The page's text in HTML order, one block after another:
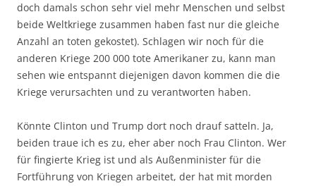
doch damals schon sehr viel mehr Menschen und selbst
beide Weltkriege zusammen haben fast nur die gleiche
Anzahl an toten gekostet). Schlagen wir noch für die
anderen Kriege 200 000 tote Amerikaner zu, kann man
sehen wie entspannt diejenigen davon kommen die die
Kriege verursachten und zu verantworten haben.
Könnte Clinton und Trump dort noch drauf satteln. Ja,
beiden traue ich es zu, eher aber noch Frau Clinton. Wer
für fingierte Krieg ist und als Außenminister für die
Fortführung von Kriegen arbeitet, der hat mit morden